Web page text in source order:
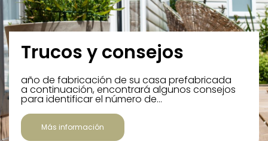
Trucos y consejos
año de fabricación de su casa prefabricada
a continuación, encontrará algunos consejos
para identificar el número de…
Más información